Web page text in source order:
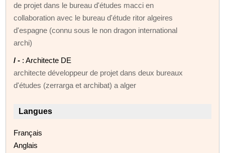
de projet dans le bureau d'études macci en
collaboration avec le bureau d'étude ritor algeires
d'espagne (connu sous le non dragon international
archi)
/ - : Architecte DE
architecte développeur de projet dans deux bureaux
d'études (zerrarga et archibat) a alger
Langues
Français
Anglais